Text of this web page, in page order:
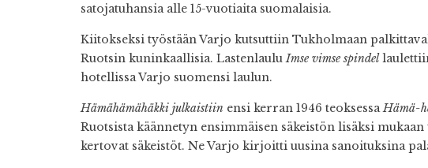
satojatuhansia alle 15-vuotiaita suomalaisia.
Kiitokseksi työstään Varjo kutsuttiin Tukholmaan
Ruotsin kuninkaallisia. LastenlauluImse vimse spindel
hotellissa Varjo suomensi laulun.
Hämähämähäkki julkaistiin ensi kerran 1946 teoksessaHämä-
Ruotsista käännetyn ensimmäisen säkeistön lisäksi
kertovat säkeistöt. Ne Varjo kirjoitti uusina sanoituksina